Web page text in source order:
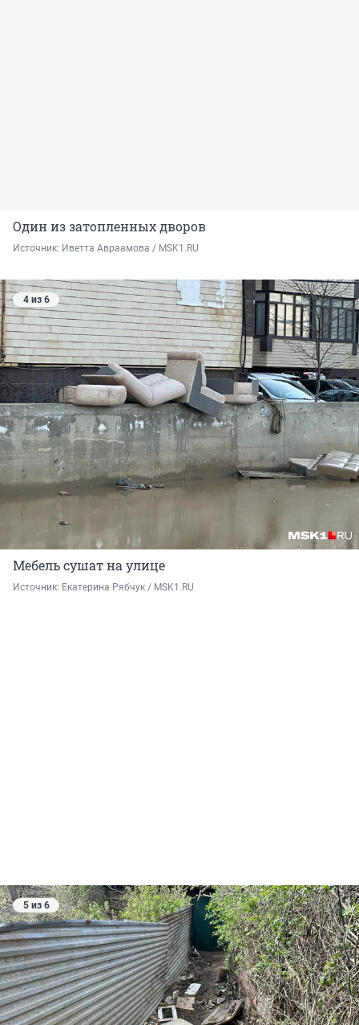
Один из затопленных дворов
Источник: Иветта Авраамова / MSK1.RU
4 из 6
Мебель сушат на улице
Источник: Екатерина Рябчук / MSK1.RU
5 из 6